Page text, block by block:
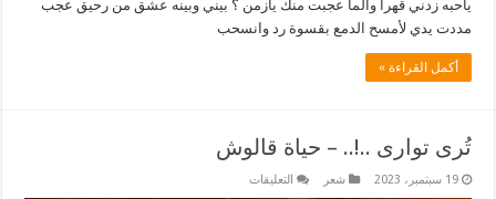
ياحبه زدني قهرا وألما عجبت منك يازمن ؟ بيني وبينه عشق من رحيق عجب
مددت يدي لأمسح الدمع بقسوة رد وانسحب
أكمل القراءة »
تُرى توارى ..!.. – حياة قالوش
19 سبتمبر، 2023 شعر التعليقات